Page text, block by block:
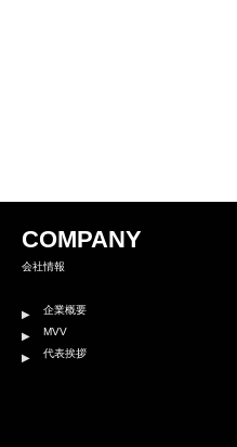
COMPANY
会社情報
企業概要
MVV
代表挨拶